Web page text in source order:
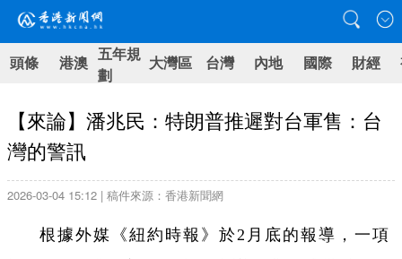
頭條 港澳 五年規
劃
大灣區 台灣 內地 國際 財經
【來論】潘兆民：特朗普推遲對台軍售：台
灣的警訊
2026-03-04 15:12 | 稿件來源：香港新聞網
根據外媒《紐約時報》於2月底的報導，一項